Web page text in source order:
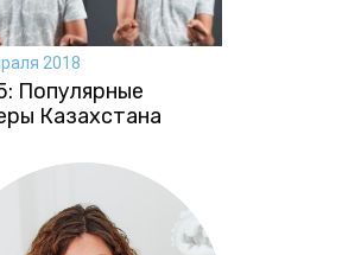
2018
Популярные
Казахстана